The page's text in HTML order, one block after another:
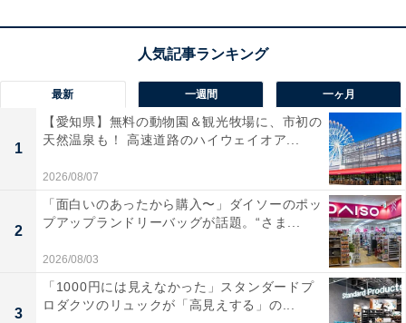
最新 一週間 一ヶ月
1
【愛知県】無料の動物園＆観光牧場に、市初の
天然温泉も！ 高速道路のハイウェイオア...
2026/08/07
2
「面白いのあったから購入〜」ダイソーのポッ
プアップランドリーバッグが話題。“さま...
2026/08/03
3
「1000円には見えなかった」スタンダードプ
ロダクツのリュックが「高見えする」の...